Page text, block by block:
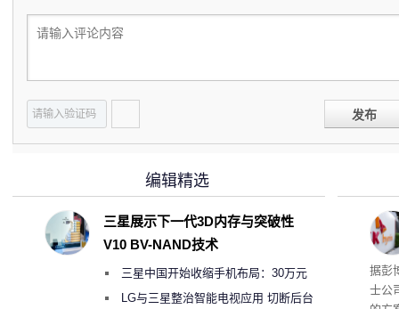
发布
据彭
士公
编辑精选
三星展示下一代3D内存与突破性
V10 BV-NAND技术
三星中国开始收缩手机布局：30万元
月销售额不达标门店 将被逐步清退
LG与三星整治智能电视应用 切断后台